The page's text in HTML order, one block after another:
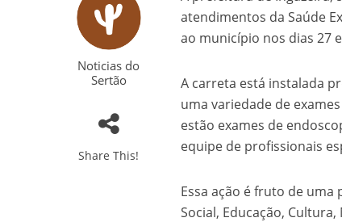
Noticias do
Sertão
Share This!
atendimentos da Saúde
ao município nos dias 27
A carreta está instalada
uma variedade de
estão exames de
equipe de profissionais
Essa ação é fruto de uma
Social, Educação,